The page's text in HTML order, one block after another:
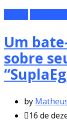
Um
sobre
by
16 de